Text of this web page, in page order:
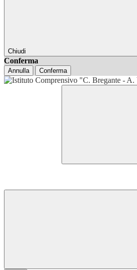
Chiudi
Conferma
Annulla Conferma